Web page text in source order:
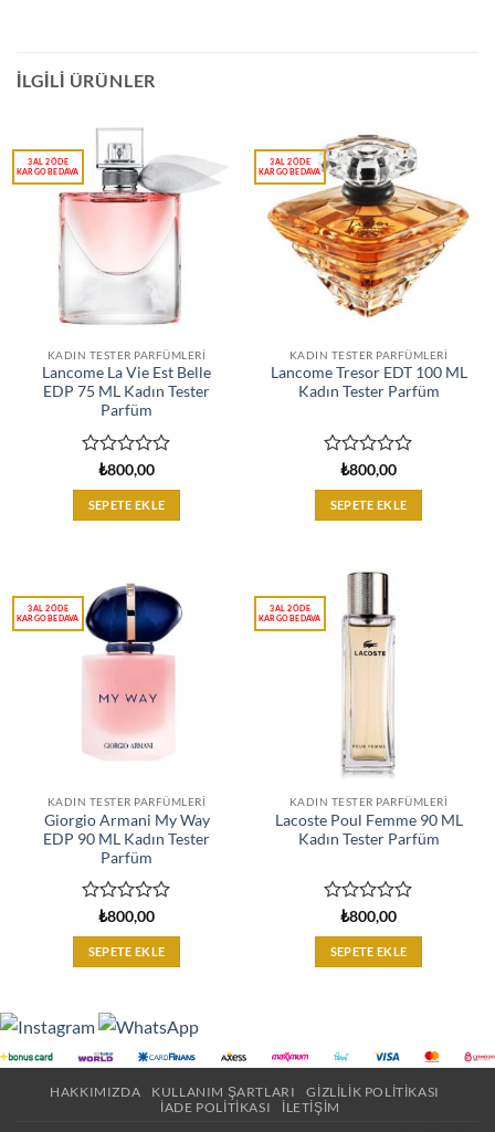
İLGILI ÜRÜNLER
KADIN TESTER PARFÜMLERI
Lancome La Vie Est Belle
EDP 75 ML Kadın Tester
Parfüm
üzerinden
0
oy
₺800,00
SEPETE EKLE
KADIN TESTER PARFÜMLERI
Lancome Tresor EDT 100 ML
Kadın Tester Parfüm
üzerinden
0
oy
₺800,00
SEPETE EKLE
KADIN TESTER PARFÜMLERI
Giorgio Armani My Way
EDP 90 ML Kadın Tester
Parfüm
üzerinden
0
oy
₺800,00
SEPETE EKLE
KADIN TESTER PARFÜMLERI
Lacoste Poul Femme 90 ML
Kadın Tester Parfüm
üzerinden
0
oy
₺800,00
SEPETE EKLE
HAKKIMIZDA KULLANIM ŞARTLARI
GIZLILIK POLITIKASI
İADE POLITIKASI
İLETIŞIM